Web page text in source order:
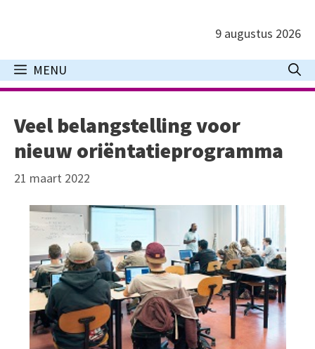
inhoud
9 augustus 2026
MENU
Veel belangstelling voor
nieuw oriëntatieprogramma
21 maart 2022